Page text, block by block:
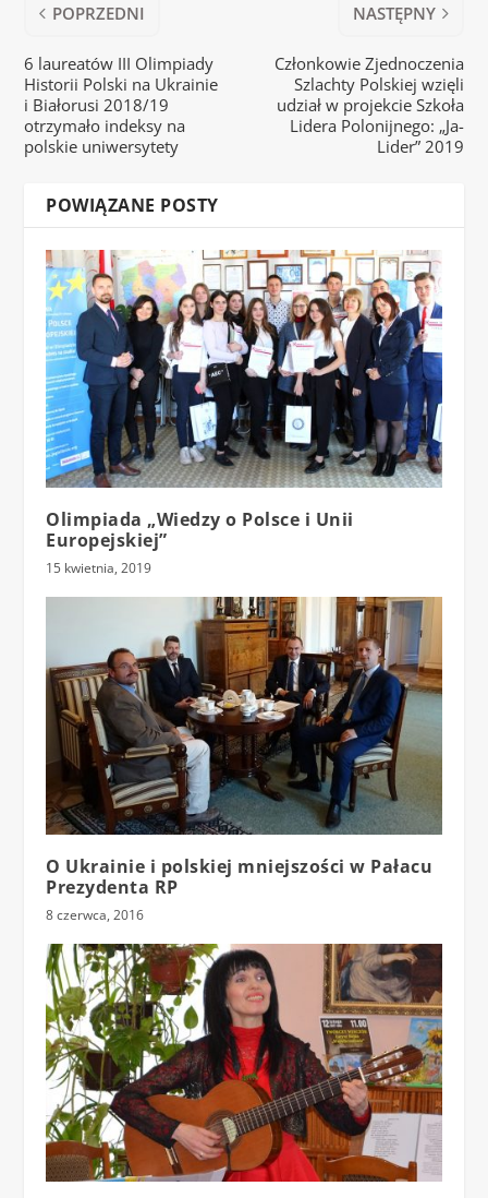
POPRZEDNI
6 laureatów III Olimpiady
Historii Polski na Ukrainie
i Białorusi 2018/19
otrzymało indeksy na
polskie uniwersytety
NASTĘPNY
Członkowie Zjednoczenia
Szlachty Polskiej wzięli
udział w projekcie Szkoła
Lidera Polonijnego: „Ja-
Lider” 2019
POWIĄZANE POSTY
Olimpiada „Wiedzy o Polsce i Unii
Europejskiej”
15 kwietnia, 2019
O Ukrainie i polskiej mniejszości w Pałacu
Prezydenta RP
8 czerwca, 2016